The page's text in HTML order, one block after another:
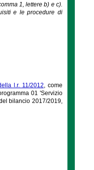
1, lettere b) e c).
e le procedure di
l.r. 11/2012, come
01 'Servizio
bilancio 2017/2019,